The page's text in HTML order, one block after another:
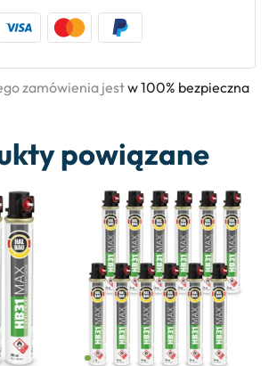
zamówienia jestw 100% bezpieczna
powiązane